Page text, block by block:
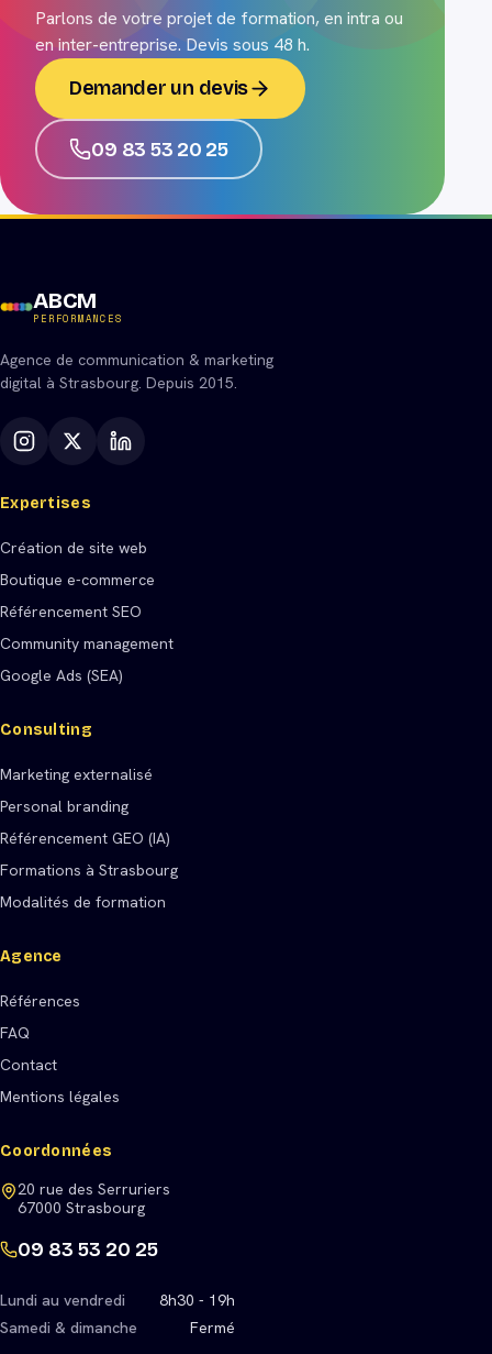
Parlons de votre projet de formation, en intra ou
en inter-entreprise. Devis sous 48 h.
Demander un devis
09 83 53 20 25
ABCM
PERFORMANCES
Agence de communication & marketing
digital à Strasbourg. Depuis 2015.
Expertises
Création de site web
Boutique e-commerce
Référencement SEO
Community management
Google Ads (SEA)
Consulting
Marketing externalisé
Personal branding
Référencement GEO (IA)
Formations à Strasbourg
Modalités de formation
Agence
Références
FAQ
Contact
Mentions légales
Coordonnées
20 rue des Serruriers
67000 Strasbourg
09 83 53 20 25
Lundi au vendredi
8h30 - 19h
Samedi & dimanche
Fermé